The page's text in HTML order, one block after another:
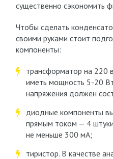
существенно сэкономить
Чтобы сделать
своими руками стоит
компоненты:
трансформатор на 220
иметь мощность 5-20
напряжения должен
диодные компоненты
прямым током — 4
не меньше 300 мА;
тиристор. В качестве